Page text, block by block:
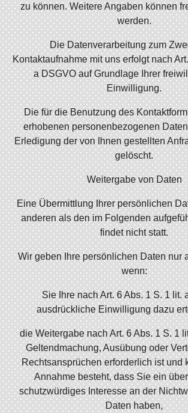
zu können. Weitere Angaben können
werden.
Die Datenverarbeitung zum
Kontaktaufnahme mit uns erfolgt nach
a DSGVO auf Grundlage Ihrer
Einwilligung.
Die für die Benutzung des
erhobenen personenbezogenen
Erledigung der von Ihnen gestellten
gelöscht.
Weitergabe von Daten
Eine Übermittlung Ihrer persönlichen
anderen als den im Folgenden
findet nicht statt.
Wir geben Ihre persönlichen Daten nur
wenn:
Sie Ihre nach Art. 6 Abs. 1 S. 1 lit.
ausdrückliche Einwilligung dazu
die Weitergabe nach Art. 6 Abs. 1 S. 1
Geltendmachung, Ausübung oder
Rechtsansprüchen erforderlich ist und
Annahme besteht, dass Sie ein
schutzwürdiges Interesse an der
Daten haben,